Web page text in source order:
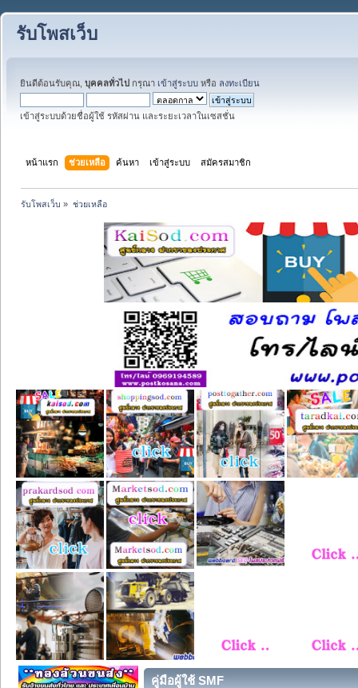
รับโพสเว็บ
ยินดีต้อนรับคุณ, บุคคลทั่วไป กรุณา เข้าสู่ระบบ หรือ ลงทะเบียน
เข้าสู่ระบบด้วยชื่อผู้ใช้ รหัสผ่าน และระยะเวลาในเซสชั่น
หน้าแรก ช่วยเหลือ ค้นหา เข้าสู่ระบบ สมัครสมาชิก
รับโพสเว็บ » ช่วยเหลือ
คู่มือผู้ใช้ SMF